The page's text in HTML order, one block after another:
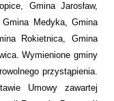
Gmina Jarosław,
Medyka, Gmina
Rokietnica, Gmina
Wymienione gminy
przystąpienia.
Umowy zawartej